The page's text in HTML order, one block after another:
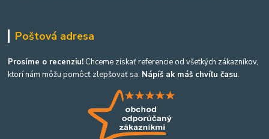
Poštová adresa
Prosíme o recenziu! Chceme získať referencie od všetkých zákazníkov,
ktorí nám môžu pomôcť zlepšovať sa. Nápíš ak máš chvíľu času.